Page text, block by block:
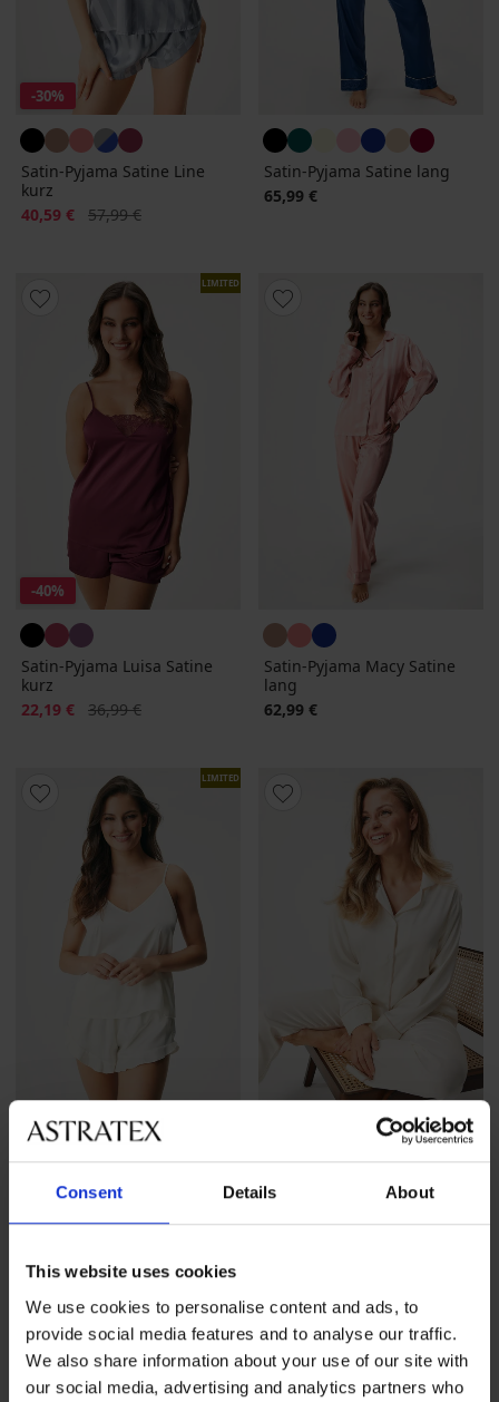
Consent Details About
This website uses cookies
We use cookies to personalise content and ads, to
provide social media features and to analyse our traffic.
We also share information about your use of our site with
our social media, advertising and analytics partners who
-30%
Satin-Pyjama Satine Line
kurz
Rabatt
40,59 € Alter Preis
57,99 €
Satin-Pyjama Satine lang
65,99 €
LIMITED
-40%
Satin-Pyjama Luisa Satine
kurz
Rabatt
22,19 € Alter Preis
36,99 €
Satin-Pyjama Macy Satine
lang
62,99 €
LIMITED
Satin-Pyjama Satine kurz
52,99 €
Satin-Pyjama Satine lang
65,99 €